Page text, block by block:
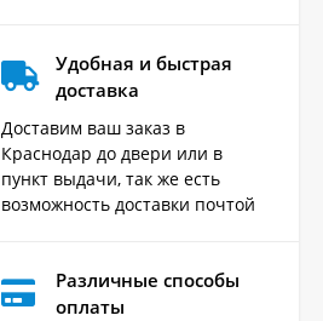
Удобная и быстрая
доставка
Доставим ваш заказ в
Краснодар до двери или в
пункт выдачи, так же есть
возможность доставки почтой
Различные способы
оплаты